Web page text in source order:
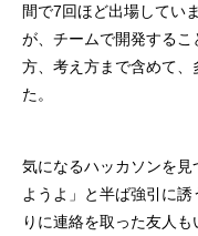
間で7回ほど出場してい
が、チームで開発する
方、考え方まで含めて
た。
気になるハッカソンを
ようよ」と半ば強引に
りに連絡を取った友人